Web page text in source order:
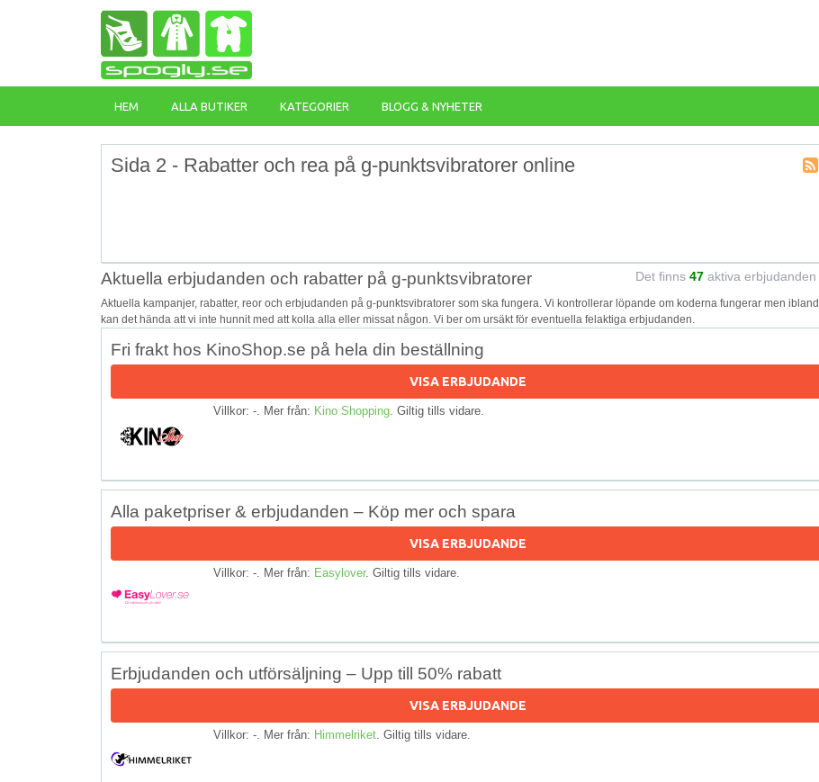
HEM ALLA BUTIKER KATEGORIER BLOGG & NYHETER
Sida 2 - Rabatter och rea på g-punktsvibratorer online
Aktuella erbjudanden och rabatter på g-punktsvibratorer Det finns 47 aktiva erbjudanden
Aktuella kampanjer, rabatter, reor och erbjudanden på g-punktsvibratorer som ska fungera. Vi kontrollerar löpande om koderna fungerar men ibland
kan det hända att vi inte hunnit med att kolla alla eller missat någon. Vi ber om ursäkt för eventuella felaktiga erbjudanden.
Fri frakt hos KinoShop.se på hela din beställning
VISA ERBJUDANDE
Villkor: -. Mer från: Kino Shopping . Giltig tills vidare.
Alla paketpriser & erbjudanden – Köp mer och spara
VISA ERBJUDANDE
Villkor: -. Mer från: Easylover. Giltig tills vidare.
Erbjudanden och utförsäljning – Upp till 50% rabatt
VISA ERBJUDANDE
Villkor: -. Mer från: Himmelriket . Giltig tills vidare.